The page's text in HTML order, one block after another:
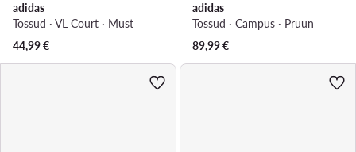
adidas
Tossud · VL Court · Must
44,99€
adidas
Tossud · Campus · Pruun
89,99€